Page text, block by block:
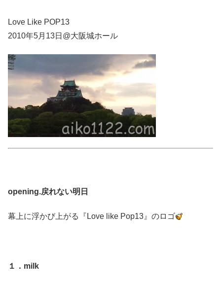
Love Like POP13
2010年5月13日@大阪城ホール
opening.戻れない明日
幕上に浮かび上がる『Love like Pop13』のロゴ
１．milk